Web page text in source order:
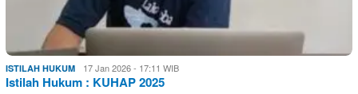
ISTILAH HUKUM 17 Jan 2026 - 17:11 WIB
Istilah Hukum : KUHAP 2025